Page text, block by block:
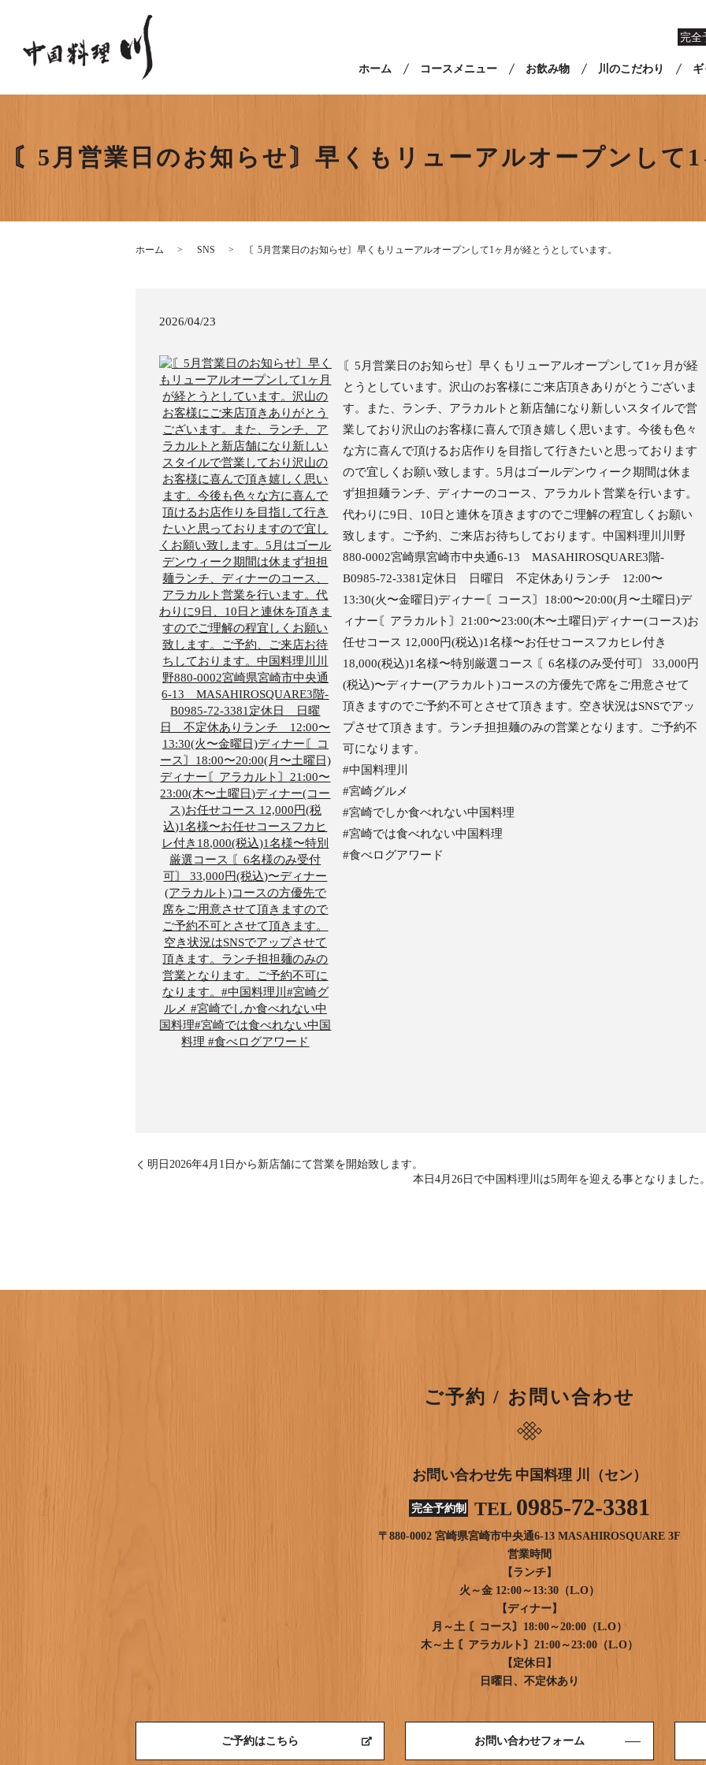
ホーム コースメニュー お飲み物 川のこだわり
完全
〘5月営業日のお知らせ〙早くもリューアルオープンして
ホーム SNS 〘5月営業日のお知らせ〙早くもリューアルオープンして1ヶ月が経とうとしています。
2026/04/23
〘5月営業日のお知らせ〙早くもリューアルオープンして1ヶ月が経
とうとしています。沢山のお客様にご来店頂きありがとうございま
す。また、ランチ、アラカルトと新店舗になり新しいスタイルで営
業しており沢山のお客様に喜んで頂き嬉しく思います。今後も色々
な方に喜んで頂けるお店作りを目指して行きたいと思っております
ので宜しくお願い致します。5月はゴールデンウィーク期間は休ま
ず担担麺ランチ、ディナーのコース、アラカルト営業を行います。
代わりに9日、10日と連休を頂きますのでご理解の程宜しくお願い
致します。ご予約、ご来店お待ちしております。中国料理川川野
880-0002宮崎県宮崎市中央通6-13 MASAHIROSQUARE3階-
B0985-72-3381定休日 日曜日 不定休ありランチ 12:00〜
13:30(火〜金曜日)ディナー〘コース〙18:00〜20:00(月〜土曜日)デ
ィナー〘アラカルト〙21:00〜23:00(木〜土曜日)ディナー(コース)お
任せコース 12,000円(税込)1名様〜お任せコースフカヒレ付き
18,000(税込)1名様〜特別厳選コース 〘6名様のみ受付可〙 33,000円
(税込)〜ディナー(アラカルト)コースの方優先で席をご用意させて
頂きますのでご予約不可とさせて頂きます。空き状況はSNSでアッ
プさせて頂きます。ランチ担担麺のみの営業となります。ご予約不
可になります。
#中国料理川
#宮崎グルメ
#宮崎でしか食べれない中国料理
#宮崎では食べれない中国料理
#食べログアワード
明日2026年4月1日から新店舗にて営業を開始致します。
本日4月26日で中国料理川は5周年を迎える事となりました
ご予約 / お問い合わせ
お問い合わせ先 中国料理 川（セン）
完全予約制 TEL 0985-72-3381
〒880-0002 宮崎県宮崎市中央通6-13 MASAHIROSQUARE 3F
営業時間
【ランチ】
火～金 12:00～13:30（L.O）
【ディナー】
月～土 〘コース〙18:00～20:00（L.O）
木～土 〘アラカルト〙21:00～23:00（L.O）
【定休日】
日曜日、不定休あり
ご予約はこちら お問い合わせフォーム